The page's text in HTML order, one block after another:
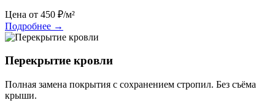
Цена от 450 ₽/м²
Подробнее →
Перекрытие кровли
Полная замена покрытия с сохранением стропил. Без съёма
крыши.